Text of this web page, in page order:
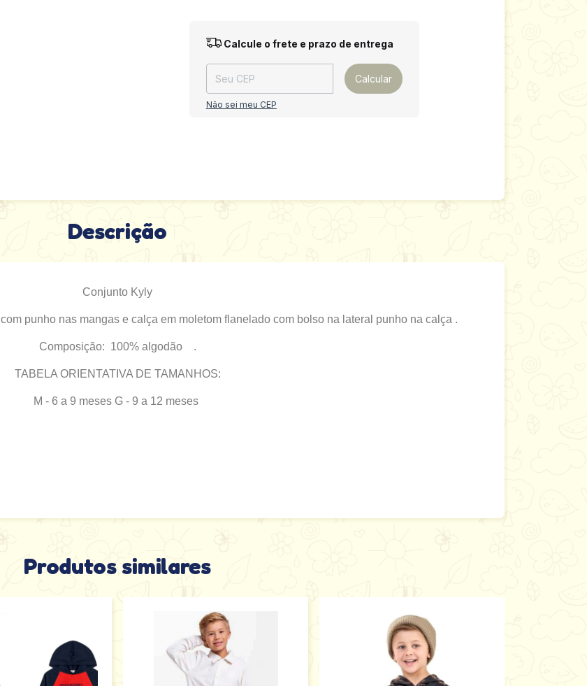
Entregas para o CEP: Alterar CEP
Calcule o frete e prazo de entrega
Calcular
Não sei meu CEP
Descrição
Conjunto Kyly
com punho nas mangase calça em moletom flanelado com bolso na lateral punho na calça .
Composição: 100% algodão .
TABELA ORIENTATIVA DE TAMANHOS:
M - 6 a 9 meses G - 9 a 12 meses
Produtos similares